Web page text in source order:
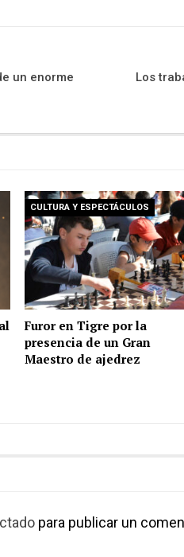
un enorme
Los
CULTURA Y ESPECTÁCULOS
Furor en Tigre por la
presencia de un Gran
Maestro de ajedrez
para publicar un